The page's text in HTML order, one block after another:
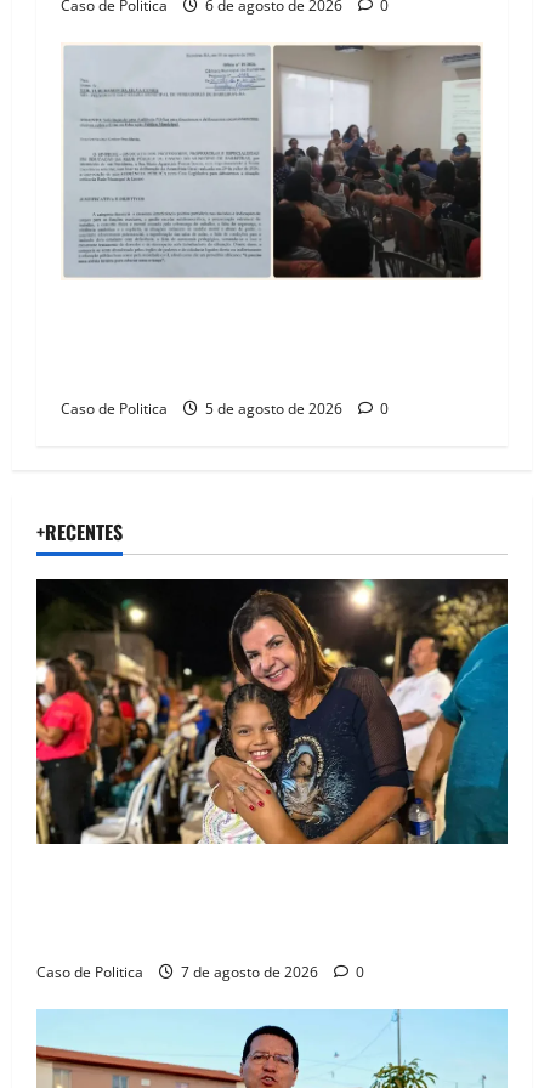
Caso de Politica 6 de agosto de 2026 0
Caso de Politica 5 de agosto de 2026 0
+RECENTES
Caso de Politica 7 de agosto de 2026 0